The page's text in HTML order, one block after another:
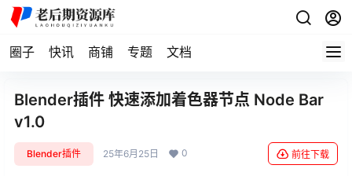
圈子 快讯 商铺 专题 文档
Blender插件 快速添加着色器节点 Node Bar
v1.0
Blender插件 25年6月25日 0 前往下载